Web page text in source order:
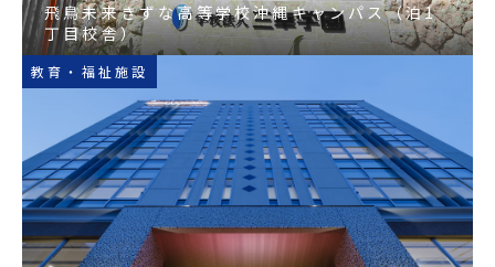
飛鳥未来きずな高等学校沖縄キャンパス（泊1
丁目校舎）
教育・福祉施設